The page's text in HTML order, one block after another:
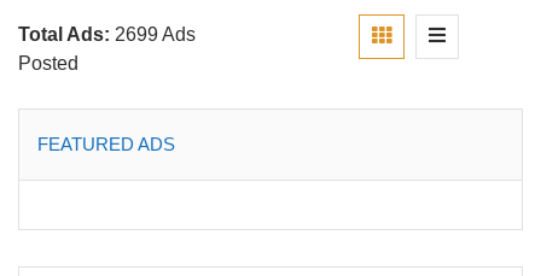
Total Ads: 2699 Ads
Posted
FEATURED ADS